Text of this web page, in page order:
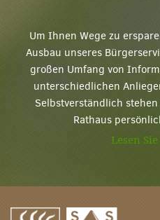
Um Ihnen Wege zu
Ausbau unseres
großen Umfang von
unterschiedlichen
Selbstverständlich
Rathaus
Lesen